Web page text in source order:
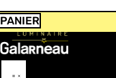
PANIER